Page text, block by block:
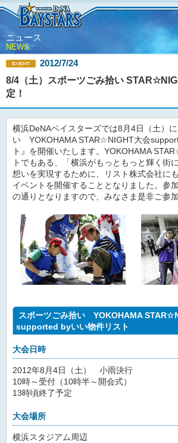
ニュース
NEWS
2012/7/24
8/4（土）スポーツごみ拾い
定！
横浜DeNAベイスターズでは8月4日（土）
い YOKOHAMA STAR☆NIGHT大会
ト』を開催いたします。YOKOHAMA
トでもある、「横浜がもっともっと輝く街
想いを実現するために、リスト株式会社に
イベントを開催することとなりました。参
の通りとなりますので、みなさま是非ご参加
スポーツごみ拾い YOKOHAMA
supported byいい物件リスト
大会日時
2012年8月4日（土） 小雨決行
10時～受付（10時半～開会式）
13時頃終了予定
大会場所
横浜スタジアム周辺